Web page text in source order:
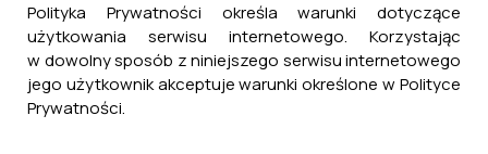
Polityka Prywatności określa warunki dotyczące
użytkowania serwisu internetowego. Korzystając
w dowolny sposób z niniejszego serwisu internetowego
jego użytkownik akceptuje warunki określone w Polityce
Prywatności.